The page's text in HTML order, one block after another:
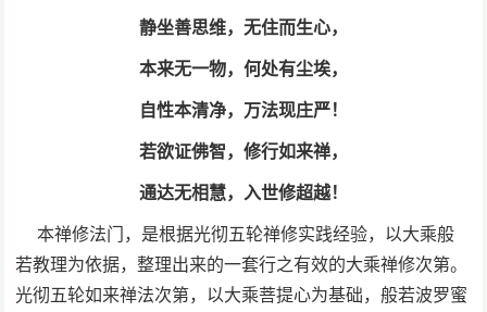
静坐善思维，无住而生心，
本来无一物，何处有尘埃，
自性本清净，万法现庄严！
若欲证佛智，修行如来禅，
通达无相慧，入世修超越！
本禅修法门，是根据光彻五轮禅修实践经验，以大乘般
若教理为依据，整理出来的一套行之有效的大乘禅修次第。
光彻五轮如来禅法次第，以大乘菩提心为基础，般若波罗蜜